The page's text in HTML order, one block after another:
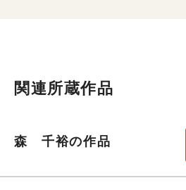
関連所蔵作品
森 千裕の作品